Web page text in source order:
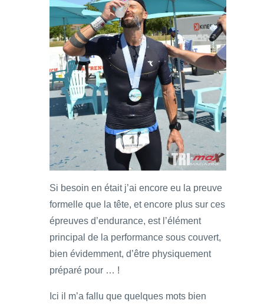
Si besoin en était j’ai encore eu la preuve
formelle que la tête, et encore plus sur ces
épreuves d’endurance, est l’élément
principal de la performance sous couvert,
bien évidemment, d’être physiquement
préparé pour … !
Ici il m’a fallu que quelques mots bien